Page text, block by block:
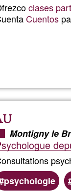
clases
Cuentos
Montigny le
psychologie